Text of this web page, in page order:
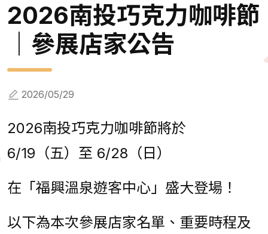
2026南投巧克力咖啡節
｜參展店家公告
2026/05/29
2026南投巧克力咖啡節將於
6/19（五）至 6/28（日）
在「福興溫泉遊客中心」盛大登場！
以下為本次參展店家名單、重要時程及